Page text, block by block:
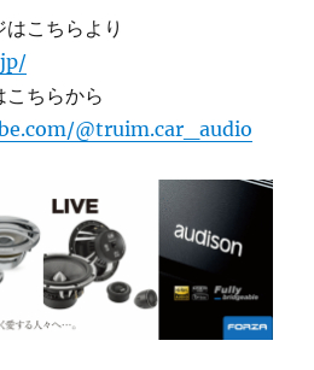
はこちらより
こちらから
@truim.car_audio